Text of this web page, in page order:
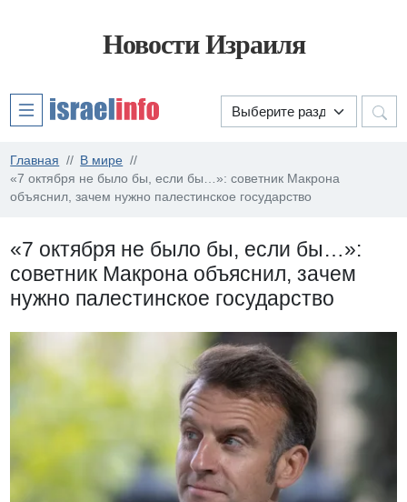
Новости Израиля
Главная
В мире
«7 октября не было бы, если бы…»: советник Макрона
объяснил, зачем нужно палестинское государство
«7 октября не было бы, если бы…»:
советник Макрона объяснил, зачем
нужно палестинское государство